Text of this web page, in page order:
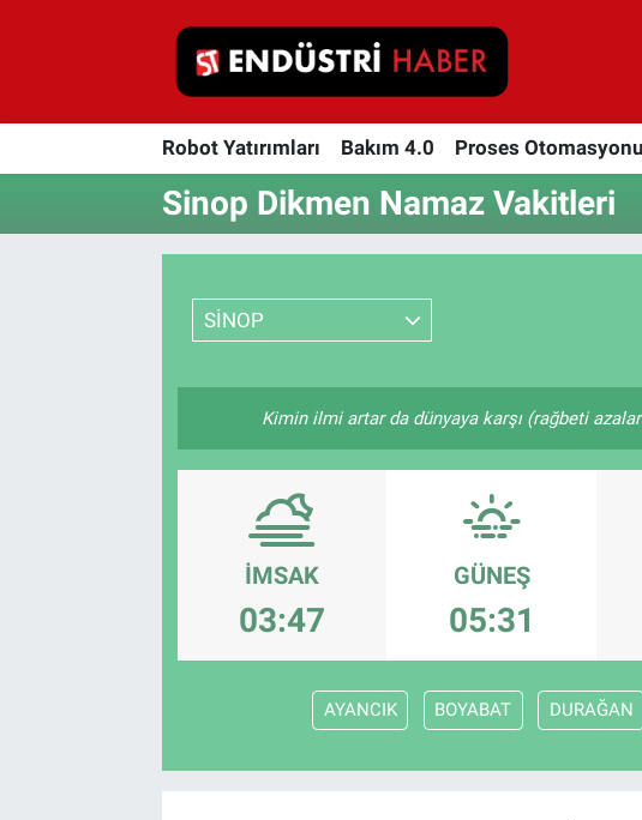
Robot Yatırımları Bakım 4.0 Proses Otomasyonu
Sinop Dikmen Namaz Vakitleri
SİNOP
Kimin ilmi artar da dünyaya karşı (rağbeti
İMSAK
03:47
GÜNEŞ
05:31
AYANCIK BOYABAT DURAĞAN
Robot Yatırımları
Proses Otomasyonu